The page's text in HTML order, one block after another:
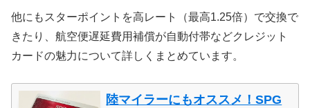
他にもスターポイントを高レート（最高1.25倍）で交換で
きたり、航空便遅延費用補償が自動付帯などクレジット
カードの魅力について詳しくまとめています。
陸マイラーにもオススメ！SPG